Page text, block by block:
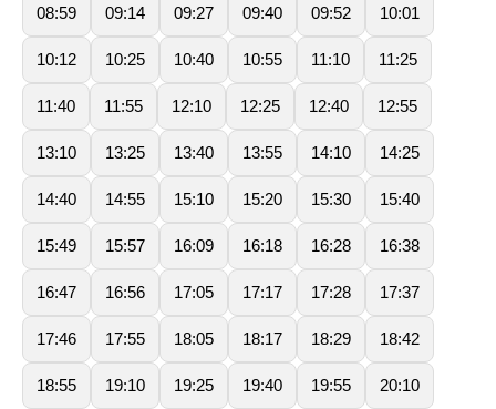
08:59 09:14 09:27 09:40 09:52 10:01
10:12 10:25 10:40 10:55 11:10 11:25
11:40 11:55 12:10 12:25 12:40 12:55
13:10 13:25 13:40 13:55 14:10 14:25
14:40 14:55 15:10 15:20 15:30 15:40
15:49 15:57 16:09 16:18 16:28 16:38
16:47 16:56 17:05 17:17 17:28 17:37
17:46 17:55 18:05 18:17 18:29 18:42
18:55 19:10 19:25 19:40 19:55 20:10